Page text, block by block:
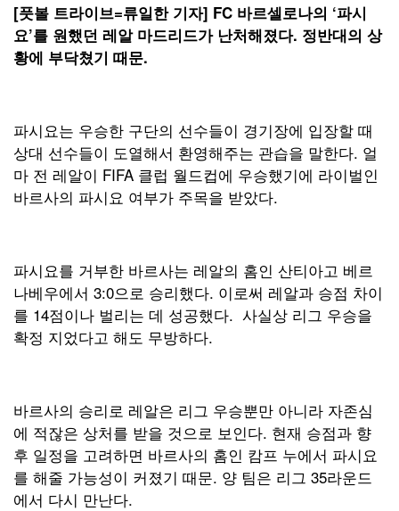
[풋볼 트라이브=류일한 기자] FC 바르셀로나의 ‘파시
요’를 원했던 레알 마드리드가 난처해졌다. 정반대의 상
황에 부닥쳤기 때문.
파시요는 우승한 구단의 선수들이 경기장에 입장할 때
상대 선수들이 도열해서 환영해주는 관습을 말한다. 얼
마 전 레알이 FIFA 클럽 월드컵에 우승했기에 라이벌인
바르사의 파시요 여부가 주목을 받았다.
파시요를 거부한 바르사는 레알의 홈인 산티아고 베르
나베우에서 3:0으로 승리했다. 이로써 레알과 승점 차이
를 14점이나 벌리는 데 성공했다. 사실상 리그 우승을
확정 지었다고 해도 무방하다.
바르사의 승리로 레알은 리그 우승뿐만 아니라 자존심
에 적잖은 상처를 받을 것으로 보인다. 현재 승점과 향
후 일정을 고려하면 바르사의 홈인 캄프 누에서 파시요
를 해줄 가능성이 커졌기 때문. 양 팀은 리그 35라운드
에서 다시 만난다.